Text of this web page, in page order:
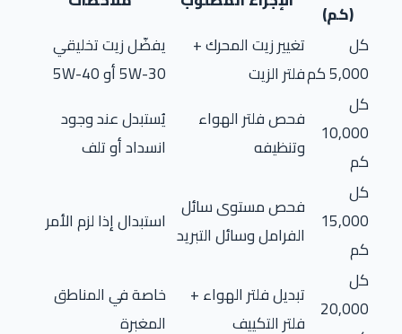
(كم)
كل
5,000 كم
تغيير زيت المحرك +
فلتر الزيت
يفضّل زيت تخليقي
5W-30 أو 5W-40
كل
10,000
كم
فحص فلتر الهواء
وتنظيفه
يُستبدل عند وجود
انسداد أو تلف
كل
15,000
كم
فحص مستوى سائل
الفرامل وسائل التبريد استبدال إذا لزم الأمر
كل
20,000
تبديل فلتر الهواء +
فلتر التكييف
خاصة في المناطق
المغبرة